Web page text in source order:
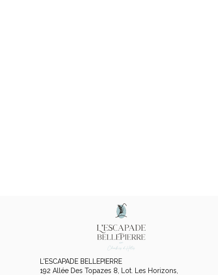
L'ESCAPADE BELLEPIERRE
192 Allée Des Topazes 8, Lot. Les Horizons,